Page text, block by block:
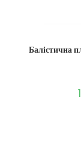
Балістична